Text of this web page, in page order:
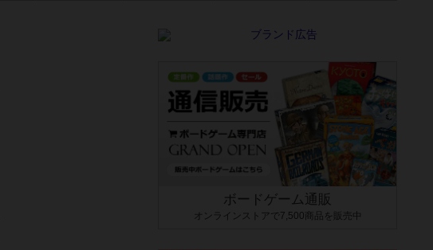
ボードゲーム通販
オンラインストアで7,500商品を販売中